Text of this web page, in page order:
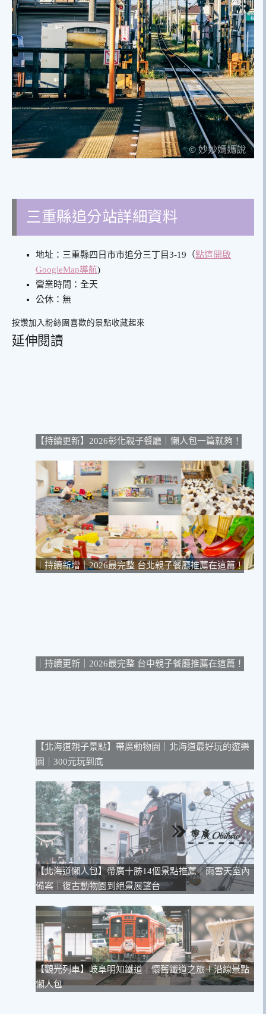
三重縣追分站詳細資料
地址：三重縣四日市市追分三丁目3-19 （點這開啟
GoogleMap導航)
營業時間：全天
公休：無
按讚加入粉絲團 喜歡的景點收藏起來
延伸閱讀
【持續更新】2026彰化親子餐廳｜懶人包一篇就夠！
｜持續新增｜2026最完整 台北親子餐廳推薦在這篇！
｜持續更新｜2026最完整 台中親子餐廳推薦在這篇！
【北海道親子景點】帶廣動物園｜北海道最好玩的遊樂
園｜300元玩到底
【北海道懶人包】帶廣十勝14個景點推薦｜雨雪天室內
備案｜復古動物園到絕景展望台
【觀光列車】岐阜明知鐵道｜懷舊鐵道之旅＋沿線景點
懶人包